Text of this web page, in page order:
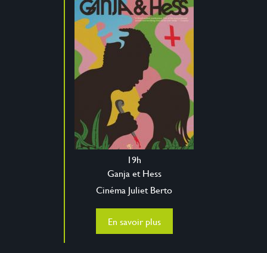
19h
Ganja et Hess
Cinéma Juliet Berto
En savoir plus